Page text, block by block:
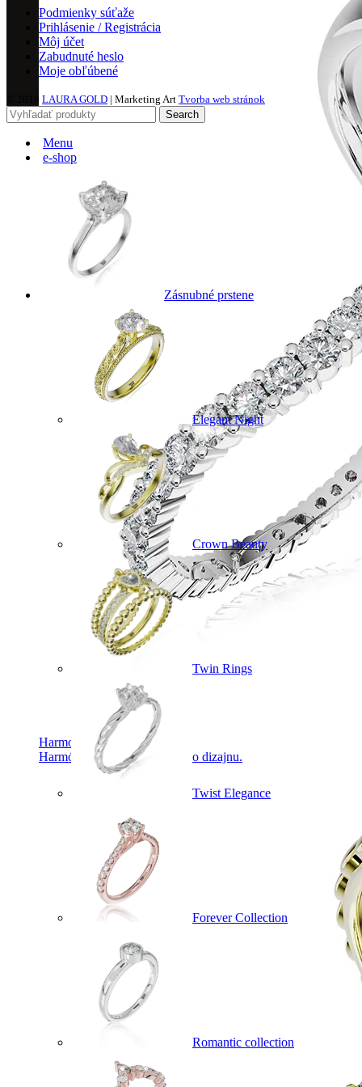
Harmony
Harmónia klasiky a moderného dizajnu.
Podmienky súťaže
Prihlásenie / Registrácia
Môj účet
Zabudnuté heslo
Moje obľúbené
LAURA GOLD | Marketing Art Tvorba web stránok
Search
Menu
e-shop
Zásnubné prstene
Elegant Night
Crown Beauty
Twin Rings
Twist Elegance
Forever Collection
Romantic collection